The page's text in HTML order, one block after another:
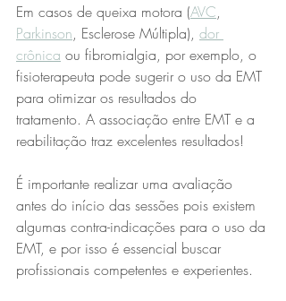
Em casos de queixa motora (AVC,
Parkinson, Esclerose Múltipla), dor
crônica ou fibromialgia, por exemplo, o
fisioterapeuta pode sugerir o uso da EMT
para otimizar os resultados do
tratamento. A associação entre EMT e a
reabilitação traz excelentes resultados!
É importante realizar uma avaliação
antes do início das sessões pois existem
algumas contra-indicações para o uso da
EMT, e por isso é essencial buscar
profissionais competentes e experientes.